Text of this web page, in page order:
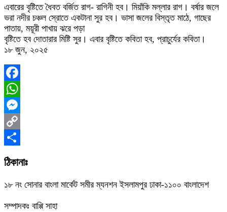
এবারের বৃষ্টিতে ধৈবত বর্জিত রাগ- রাগিনী হব। মিয়াঁকি মল্লার রাগ। বর্ষার জলে
ভরা নদীর চঞ্চল স্রোতে একটানা সুর হব। ভাসা জলের বিস্তৃত মাঠে, গাছের
পাতায়, ময়ূরী পাখায় ঝরে পড়া
বৃষ্টিতে হব দোতারার মিষ্টি সুর। এবার বৃষ্টিতে কবিতা হব, প্রাচুর্যের কবিতা।
১৮ জুন, ২০২৫
Facebook
WhatsApp
Messenger
Copy
Link
Share
ঠিকানাঃ
১৮ নং সোনার বাংলা মার্কেট সমীর ম্যনশন ইসলামপুর ঢাকা-১১০০ বাংলাদেশ
সম্পাদকঃ বাপ্পি সাহা